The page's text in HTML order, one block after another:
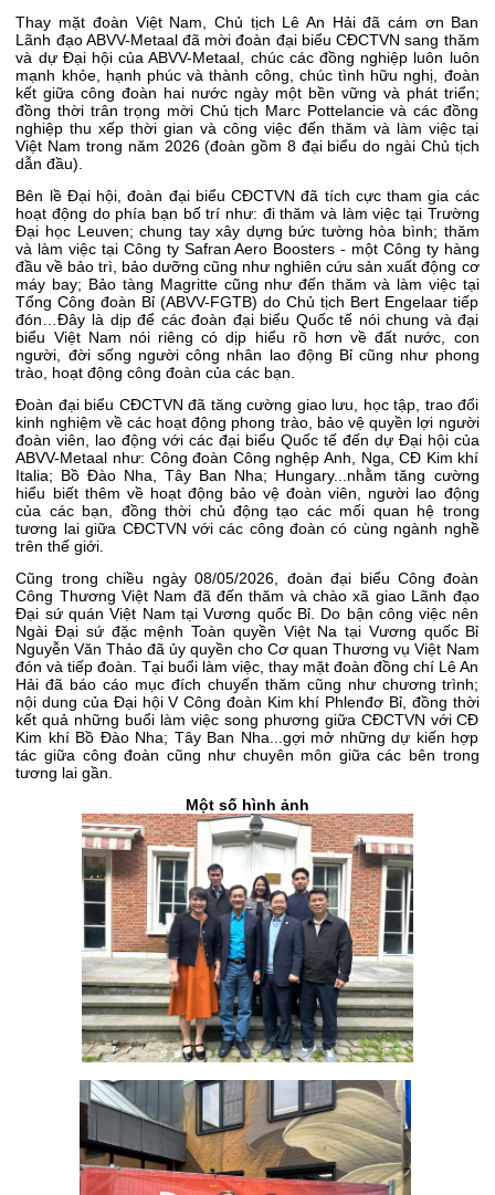
Thay mặt đoàn Việt Nam, Chủ tịch Lê An Hải đã cám ơn Ban
Lãnh đạo ABVV-Metaal đã mời đoàn đại biểu CĐCTVN sang thăm
và dự Đại hội của ABVV-Metaal, chúc các đồng nghiệp luôn luôn
mạnh khỏe, hạnh phúc và thành công, chúc tình hữu nghị, đoàn
kết giữa công đoàn hai nước ngày một bền vững và phát triển;
đồng thời trân trọng mời Chủ tịch Marc Pottelancie và các đồng
nghiệp thu xếp thời gian và công việc đến thăm và làm việc tại
Việt Nam trong năm 2026 (đoàn gồm 8 đại biểu do ngài Chủ tịch
dẫn đầu).
Bên lề Đại hội, đoàn đại biểu CĐCTVN đã tích cực tham gia các
hoạt động do phía bạn bố trí như: đi thăm và làm việc tại Trường
Đại học Leuven; chung tay xây dựng bức tường hòa bình; thăm
và làm việc tại Công ty Safran Aero Boosters - một Công ty hàng
đầu về bảo trì, bảo dưỡng cũng như nghiên cứu sản xuất động cơ
máy bay; Bảo tàng Magritte cũng như đến thăm và làm việc tại
Tổng Công đoàn Bỉ (ABVV-FGTB) do Chủ tịch Bert Engelaar tiếp
đón…Đây là dịp để các đoàn đại biểu Quốc tế nói chung và đại
biểu Việt Nam nói riêng có dịp hiểu rõ hơn về đất nước, con
người, đời sống người công nhân lao động Bỉ cũng như phong
trào, hoạt động công đoàn của các bạn.
Đoàn đại biểu CĐCTVN đã tăng cường giao lưu, học tập, trao đổi
kinh nghiệm về các hoạt động phong trào, bảo vệ quyền lợi người
đoàn viên, lao động với các đại biểu Quốc tế đến dự Đại hội của
ABVV-Metaal như: Công đoàn Công nghệp Anh, Nga, CĐ Kim khí
Italia; Bồ Đào Nha, Tây Ban Nha; Hungary...nhằm tăng cường
hiểu biết thêm về hoạt động bảo vệ đoàn viên, người lao động
của các bạn, đồng thời chủ động tạo các mối quan hệ trong
tương lai giữa CĐCTVN với các công đoàn có cùng ngành nghề
trên thế giới.
Cũng trong chiều ngày 08/05/2026, đoàn đại biểu Công đoàn
Công Thương Việt Nam đã đến thăm và chào xã giao Lãnh đạo
Đại sứ quán Việt Nam tại Vương quốc Bỉ. Do bận công việc nên
Ngài Đại sứ đặc mệnh Toàn quyền Việt Na tại Vương quốc Bỉ
Nguyễn Văn Thảo đã ủy quyền cho Cơ quan Thương vụ Việt Nam
đón và tiếp đoàn. Tại buổi làm việc, thay mặt đoàn đồng chí Lê An
Hải đã báo cáo mục đích chuyến thăm cũng như chương trình;
nội dung của Đại hội V Công đoàn Kim khí Phlenđơ Bỉ, đồng thời
kết quả những buổi làm việc song phương giữa CĐCTVN với CĐ
Kim khí Bồ Đào Nha; Tây Ban Nha...gợi mở những dự kiến hợp
tác giữa công đoàn cũng như chuyên môn giữa các bên trong
tương lai gần.
Một số hình ảnh